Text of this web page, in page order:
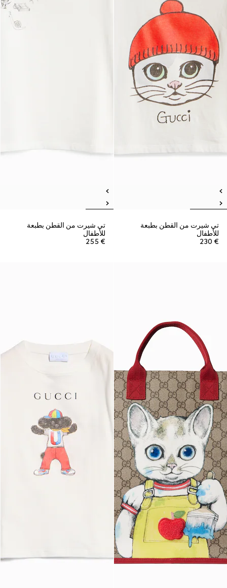
تي شيرت من القطن بطبعة
للأطفال
€ 230
تي شيرت من القطن بطبعة
للأطفال
€ 255